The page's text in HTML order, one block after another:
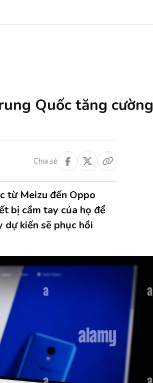
Quốc tăng cường
Chia sẻ
từ Meizu đến Oppo
bị cầm tay của họ để
dự kiến ​​sẽ phục hồi